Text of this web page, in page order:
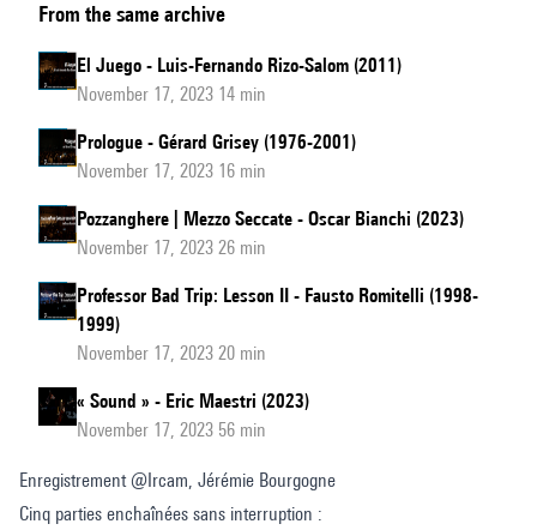
From the same archive
El Juego - Luis-Fernando Rizo-Salom (2011)
November 17, 2023 14 min
Prologue - Gérard Grisey (1976-2001)
November 17, 2023 16 min
Pozzanghere | Mezzo Seccate - Oscar Bianchi (2023)
November 17, 2023 26 min
Professor Bad Trip: Lesson II - Fausto Romitelli (1998-
1999)
November 17, 2023 20 min
« Sound » - Eric Maestri (2023)
November 17, 2023 56 min
Enregistrement @Ircam, Jérémie Bourgogne
Cinq parties enchaînées sans interruption :